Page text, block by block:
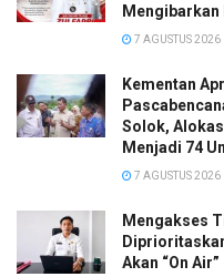
Mengibarkan
7 AGUSTUS 2026
Kementan
Solok,
Menjadi 74
7 AGUSTUS 2026
Mengakses
Akan “On Air”